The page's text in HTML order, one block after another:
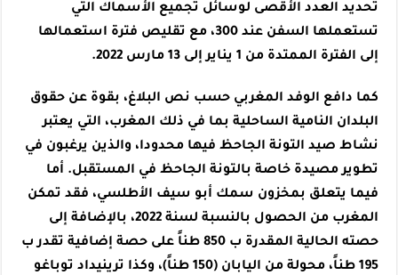
تحديد العدد الأقصى لوسائل تجميع الأسماك التي
تستعملها السفن عند 300، مع تقليص فترة استعمالها
إلى الفترة الممتدة من 1 يناير إلى 13 مارس 2022.
كما دافع الوفد المغربي حسب نص البلاغ، بقوة عن حقوق
البلدان النامية الساحلية بما في ذلك المغرب، التي يعتبر
نشاط صيد التونة الجاحظ فيها محدودا، والذين يرغبون في
تطوير مصيدة خاصة بالتونة الجاحظ في المستقبل. أما
فيما يتعلق بمخزون سمك أبو سيف الأطلسي، فقد تمكن
المغرب من الحصول بالنسبة لسنة 2022، بالإضافة إلى
حصته الحالية المقدرة ب 850 طناً على حصة إضافية تقدر ب
195 طناً، محولة من اليابان (150 طناً)، وكذا ترينيداد توباغو